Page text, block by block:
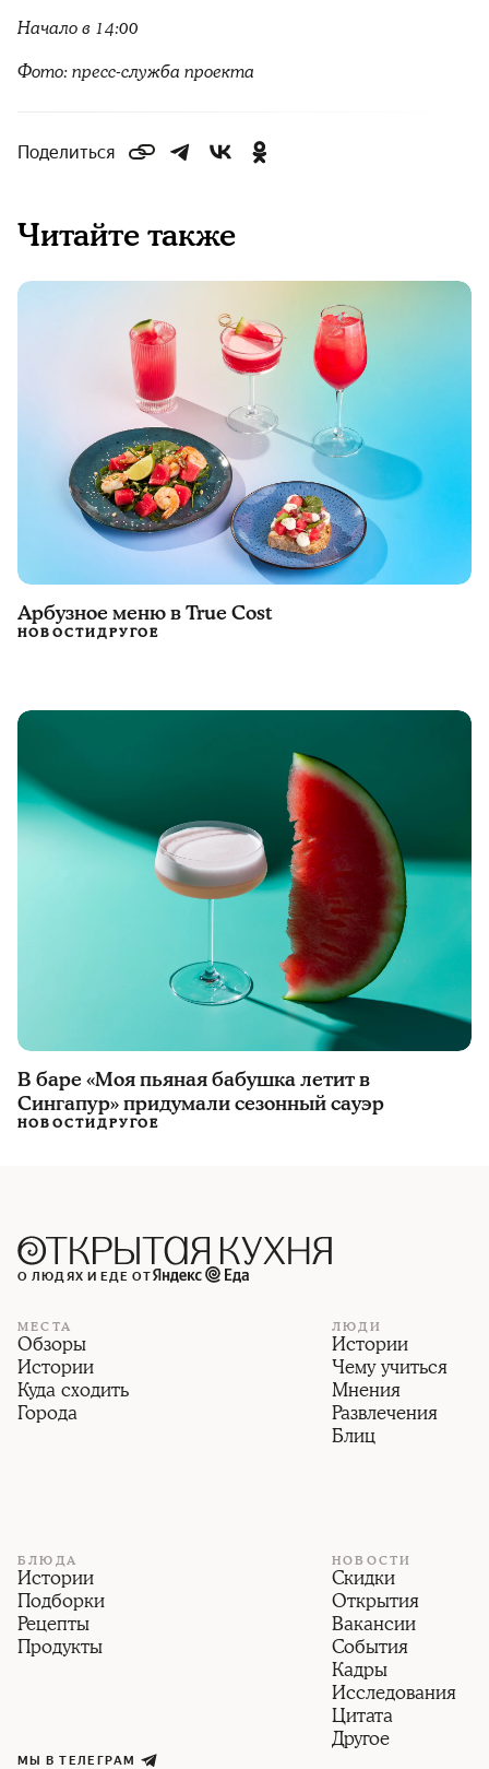
Начало в 14:00
Фото: пресс-служба проекта
Поделиться
Читайте также
Арбузное меню в True Cost
НОВОСТИДРУГОЕ
В баре «Моя пьяная бабушка летит в
Сингапур» придумали сезонный сауэр
НОВОСТИДРУГОЕ
О ЛЮДЯХ И ЕДЕ ОТ
МЕСТА
Обзоры
Истории
Куда сходить
Города
ЛЮДИ
Истории
Чему учиться
Мнения
Развлечения
Блиц
БЛЮДА
Истории
Подборки
Рецепты
Продукты
НОВОСТИ
Скидки
Открытия
Вакансии
События
Кадры
Исследования
Цитата
Другое
МЫ В ТЕЛЕГРАМ